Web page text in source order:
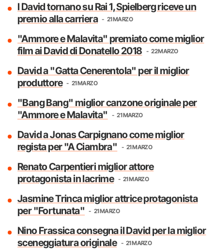
I David tornano su Rai 1, Spielberg riceve un
premio alla carriera
21 MARZO
"Ammore e Malavita" premiato come miglior
film ai David di Donatello 2018
22 MARZO
David a "Gatta Cenerentola" per il miglior
produttore
21 MARZO
"Bang Bang" miglior canzone originale per
"Ammore e Malavita"
21 MARZO
David a Jonas Carpignano come miglior
regista per "A Ciambra"
21 MARZO
Renato Carpentieri miglior attore
protagonista in lacrime
21 MARZO
Jasmine Trinca miglior attrice protagonista
per "Fortunata"
21 MARZO
Nino Frassica consegna il David per la miglior
sceneggiatura originale
21 MARZO